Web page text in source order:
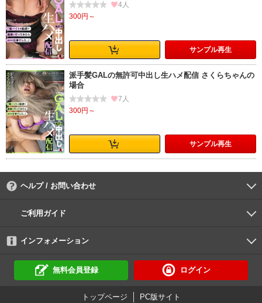
4人
300円～
サンプル再生
派手髪GALの無許可中出し生ハメ配信 さくらちゃんの
場合
7人
300円～
サンプル再生
ヘルプ / お問い合わせ
よくあるご質問
ご利用環境
お支払い方法
パスワードの再設定
サポートセンター
ご利用ガイド
初めての方へ
会員登録の手順
作品購入の手順
動画再生の手順
検索のヒント
DUGA Player
インフォメーション
DUGAからのお知らせ
デュガの歴史とあゆみ
利用規約
個人情報保護方針
特定商取引法に基づく表示
資金決済法に基づく表示
倫理基準
サイトマップ無料会員登録 ログイン
トップページ PC版サイト